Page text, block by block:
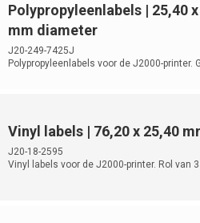
Polypropyleenlabels | 25,40
mm diameter
J20-249-7425J
Polypropyleenlabels voor de J2000-printer.
Vinyl labels | 76,20 x 25,40
J20-18-2595
Vinyl labels voor de J2000-printer. Rol van